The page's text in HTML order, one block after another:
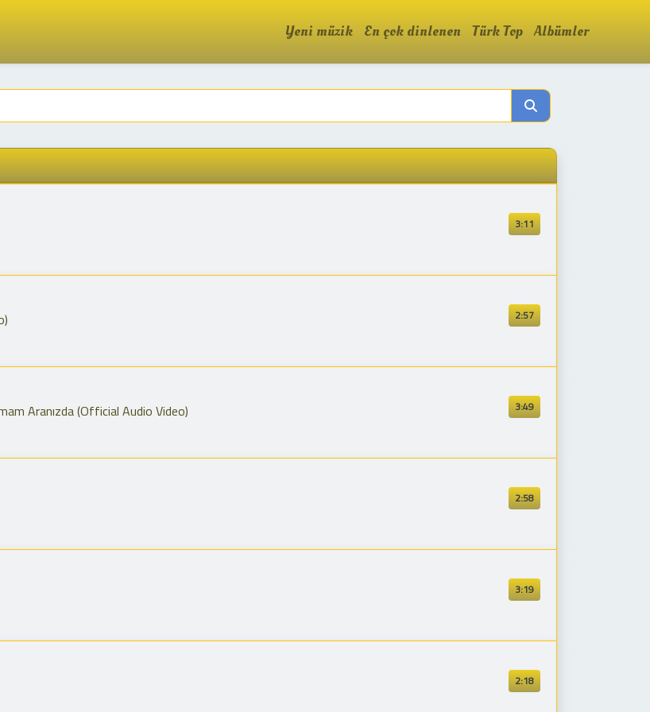
Yeni müzik En çok dinlenen Türk Top Albümler
3:11
2:57
3:49
Aranızda (Official Audio Video)
2:58
3:19
2:18